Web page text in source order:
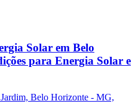
Solar em Belo
para Energia Solar e
Belo Horizonte - MG,